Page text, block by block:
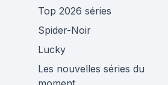
Top 2026 séries
Spider-Noir
Lucky
Les nouvelles séries du